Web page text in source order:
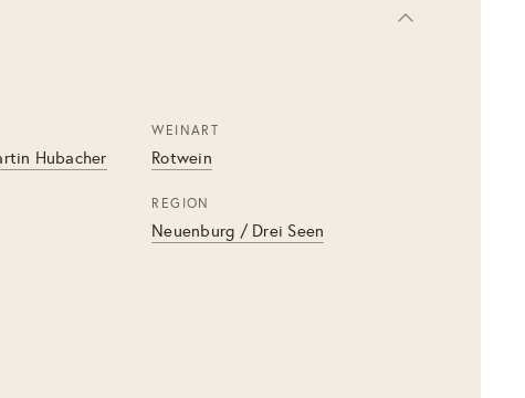
Hubacher
WEINART
Rotwein
REGION
Neuenburg / Drei Seen